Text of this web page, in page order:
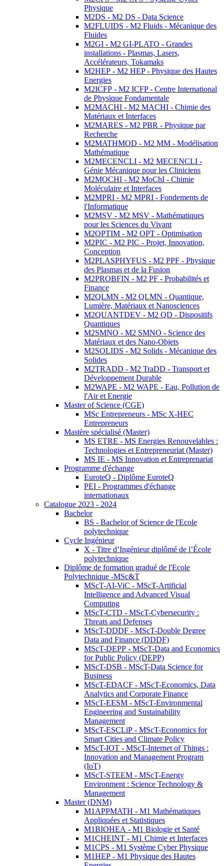
Physique
M2DS - M2 DS - Data Science
M2FLUIDS - M2 Fluids - Mécanique des
Fluides
M2GI - M2 GI-PLATO - Grandes
installations - Plasmas, Lasers,
Accélérateurs, Tokamaks
M2HEP - M2 HEP - Physique des Hautes
Energies
M2ICFP - M2 ICFP - Centre International
de Physique Fondamentale
M2MACHI - M2 MACHI - Chimie des
Matériaux et Interfaces
M2MARES - M2 PBR - Physique par
Recherche
M2MATHMOD - M2 MM - Modélisation
Mathématique
M2MECENCLI - M2 MECENCLI -
Génie Mécanique pour les Cliniciens
M2MOCHI - M2 MoChI - Chimie
Moléculaire et Interfaces
M2MPRI - M2 MPRI - Fondements de
l'Informatique
M2MSV - M2 MSV - Mathématiques
pour les Sciences du Vivant
M2OPTIM - M2 OPT - Optimisation
M2PIC - M2 PIC - Projet, Innovation,
Conception
M2PLASPHYFUS - M2 PPF - Physique
des Plasmas et de la Fusion
M2PROBFIN - M2 PF - Probabilités et
Finance
M2QLMN - M2 QLMN - Quantique,
Lumière, Matériaux et Nanosciences
M2QUANTDEV - M2 QD - Dispositifs
Quantiques
M2SMNO - M2 SMNO - Science des
Matériaux et des Nano-Objets
M2SOLIDS - M2 Solids - Mécanique des
Solides
M2TRADD - M2 TraDD - Transport et
Développement Durable
M2WAPE - M2 WAPE - Eau, Pollution de
l'Air et Energie
Master of Science (CGE)
MSc Entrepreneurs - MSc X-HEC
Entrepreneurs
Mastère spécialisé (Master)
MS ETRE - MS Energies Renouvelables :
Technologies et Entrepreneuriat (Master)
MS IE - MS Innovation et Entreprenariat
Programme d'échange
EuroteQ - Diplôme EuroteQ
PEI - Programmes d'échange
internationaux
Catalogue 2023 - 2024
Bachelor
BS - Bachelor of Science de l'Ecole
polytechnique
Cycle Ingénieur
X - Titre d’Ingénieur diplômé de l’École
polytechnique
Diplôme de formation gradué de l'Ecole
Polytechnique -MSc&T
MScT-AI-ViC - MScT-Artificial
Intelligence and Advanced Visual
Computing
MScT-CTD - MScT-Cybersecurity :
Threats and Defenses
MScT-DDDF - MScT-Double Degree
Data and Finance (DDDF)
MScT-DEPP - MScT-Data and Economics
for Public Policy (DEPP)
MScT-DSB - MScT-Data Science for
Business
MScT-EDACF - MScT-Economics, Data
Analytics and Corporate Finance
MScT-EESM - MScT-Environmental
Engineering and Sustainability
Management
MScT-ESCLiP - MScT-Economics for
Smart Cities and Climate Policy
MScT-IOT - MScT-Internet of Things :
Innovation and Management Program
(IoT)
MScT-STEEM - MScT-Energy
Environment : Science Technology &
Management
Master (DNM)
M1APPMATH - M1 Mathématiques
Appliquées et Statistiques
M1BIOHEA - M1 Biologie et Santé
M1CHEINT - M1 Chimie et Interfaces
M1CPS - M1 Système Cyber Physique
M1HEP - M1 Physique des Hautes